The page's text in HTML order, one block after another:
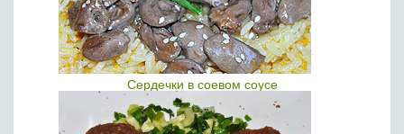
Сердечки в соевом соусе